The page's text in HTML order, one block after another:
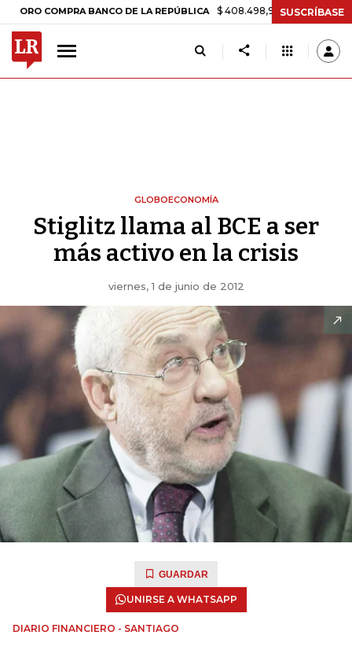
COMPRA BANCO DE LA REPÚBLICA $ 408.498,97 +$ 8.753,81 +2,19%
SUSCRÍBASE
GLOBOECONOMÍA
Stiglitz llama al BCE a ser
más activo en la crisis
viernes, 1 de junio de 2012
GUARDAR
UNIRSE A WHATSAPP
DIARIO FINANCIERO - SANTIAGO